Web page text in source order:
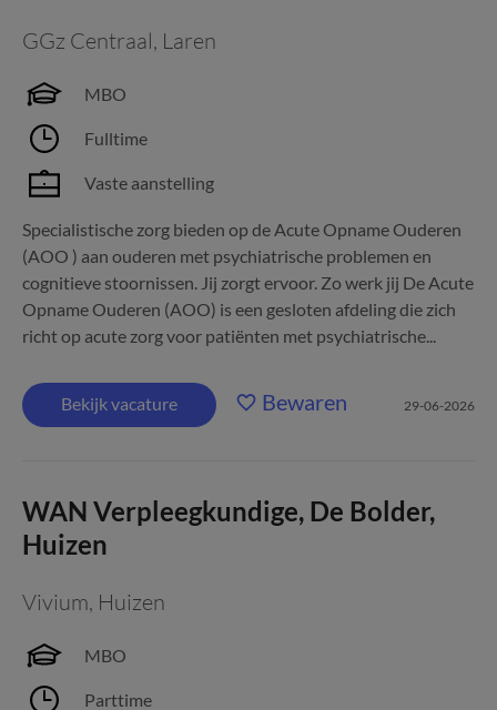
GGz Centraal, Laren
MBO
Fulltime
Vaste aanstelling
Specialistische zorg bieden op de Acute Opname Ouderen
(AOO ) aan ouderen met psychiatrische problemen en
cognitieve stoornissen. Jij zorgt ervoor. Zo werk jij De Acute
Opname Ouderen (AOO) is een gesloten afdeling die zich
richt op acute zorg voor patiënten met psychiatrische...
Bekijk vacature Bewaren 29-06-2026
WAN Verpleegkundige, De Bolder,
Huizen
Vivium, Huizen
MBO
Parttime